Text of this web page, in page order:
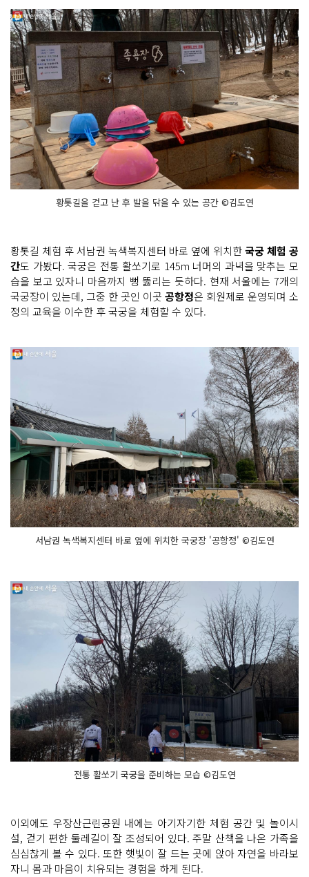
황톳길을 걷고 난 후 발을 닦을 수 있는 공간 ©김도연
황톳길 체험 후 서남권 녹색복지센터 바로 옆에 위치한국궁 체험 공
간도 가봤다. 국궁은 전통 활쏘기로 145m 너머의 과녁을 맞추는 모
습을 보고 있자니 마음까지 뻥 뚫리는 듯하다. 현재 서울에는 7개의
국궁장이 있는데, 그중 한 곳인 이곳 공항정은 회원제로 운영되며 소
정의 교육을 이수한 후 국궁을 체험할 수 있다.
서남권 녹색복지센터 바로 옆에 위치한 국궁장 '공항정' ©김도연
전통 활쏘기 국궁을 준비하는 모습 ©김도연
이외에도 우장산근린공원 내에는 아기자기한 체험 공간 및 놀이시
설, 걷기 편한 둘레길이 잘 조성되어 있다. 주말 산책을 나온 가족을
심심찮게 볼 수 있다. 또한 햇빛이 잘 드는 곳에 앉아 자연을 바라보
자니 몸과 마음이 치유되는 경험을 하게 된다.